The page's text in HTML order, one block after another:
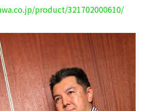
product/321702000610/